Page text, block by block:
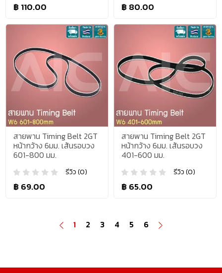
฿ 110.00 ฿ 80.00
สายพาน Timing Belt 2GT
หน้ากว้าง 6มม. เส้นรอบวง
601-800 มม.
รีวิว (0)
฿ 69.00
สายพาน Timing Belt 2GT
หน้ากว้าง 6มม. เส้นรอบวง
401-600 มม.
รีวิว (0)
฿ 65.00
1 2 3 4 5 6